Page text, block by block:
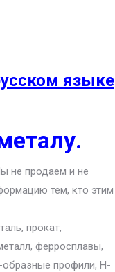
языке
не продаем и не
тем, кто этим
прокат,
ферросплавы,
профили, H-